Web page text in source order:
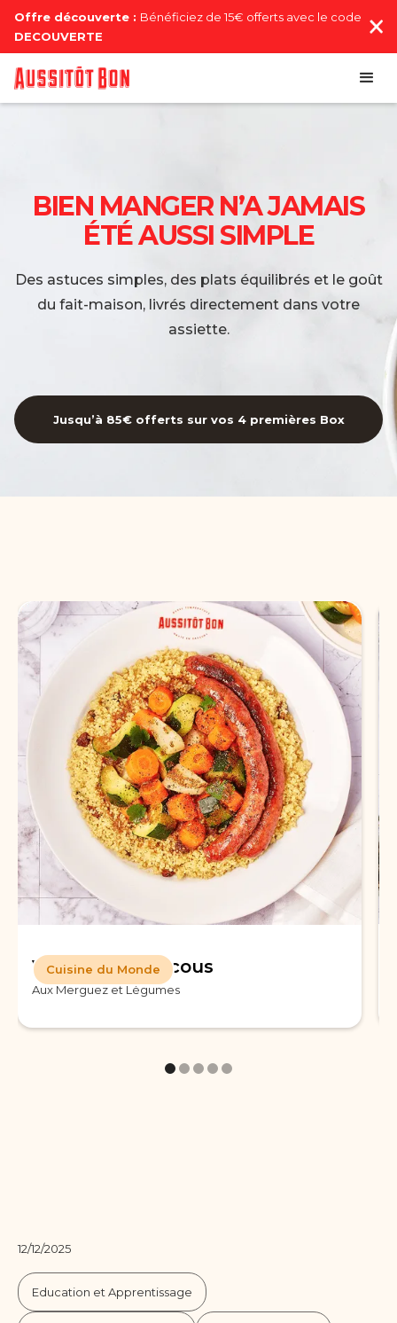
Offre découverte : Bénéficiez de 15€ offerts avec le code
DECOUVERTE
BIEN MANGER N’A JAMAIS
ÉTÉ AUSSI SIMPLE
Des astuces simples, des plats équilibrés et le goût
du fait-maison, livrés directement dans votre
assiette.
Jusqu’à 85€ offerts sur vos 4 premières Box
Véritable Couscous
Aux Merguez et Légumes
Cuisine du Monde
12/12/2025
Education et Apprentissage